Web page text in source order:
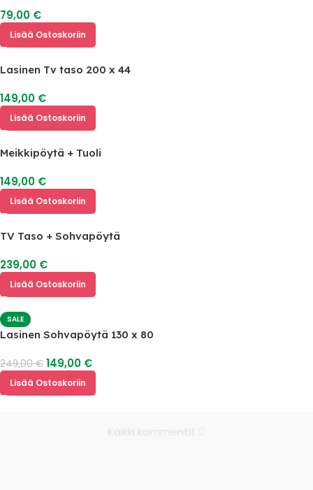
79,00 €
Lisää Ostoskoriin
Lasinen Tv taso 200 x 44
149,00 €
Lisää Ostoskoriin
Meikkipöytä + Tuoli
149,00 €
Lisää Ostoskoriin
TV Taso + Sohvapöytä
239,00 €
Lisää Ostoskoriin
SALE
Lasinen Sohvapöytä 130 x 80
249,00€ 149,00 €
Lisää Ostoskoriin